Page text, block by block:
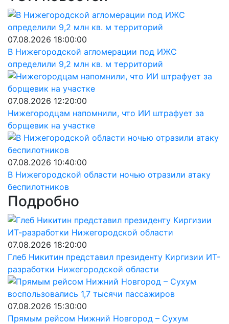
07.08.2026 18:00:00
В Нижегородской агломерации под ИЖС
определили 9,2 млн кв. м территорий
07.08.2026 12:20:00
Нижегородцам напомнили, что ИИ штрафует за
борщевик на участке
07.08.2026 10:40:00
В Нижегородской области ночью отразили атаку
беспилотников
Подробно
07.08.2026 18:20:00
Глеб Никитин представил президенту Киргизии ИТ-
разработки Нижегородской области
07.08.2026 15:30:00
Прямым рейсом Нижний Новгород – Сухум